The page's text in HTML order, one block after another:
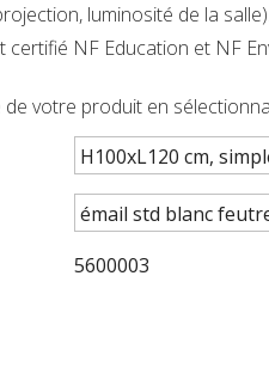
luminosité de la
certifié NF Education et NF
votre produit en
5600003